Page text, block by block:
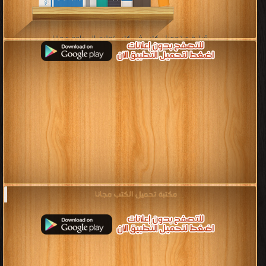
قراءة و تحميل كتب في كتب تعليم السباحة مجانا
[ 1 كتاب/كتب ]
مكتبة تحميل الكتب مجانا‎